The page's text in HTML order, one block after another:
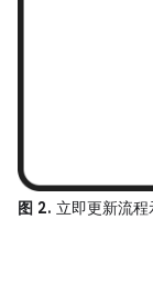
图 2. 立即更新流程